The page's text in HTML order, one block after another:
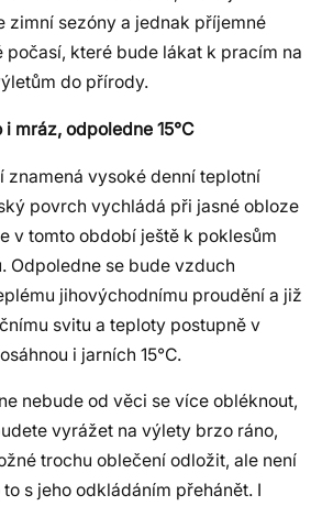
zimní sezóny a jednak příjemné
počasí, které bude lákat k pracím na
do přírody.
mráz, odpoledne 15°C
znamená vysoké denní teplotní
povrch vychládá při jasné obloze
v tomto období ještě k poklesům
Odpoledne se bude vzduch
jihovýchodnímu proudění a již
svitu a teploty postupně v
i jarních 15°C.
nebude od věci se více obléknout,
vyrážet na výlety brzo ráno,
trochu oblečení odložit, ale není
s jeho odkládáním přehánět. I